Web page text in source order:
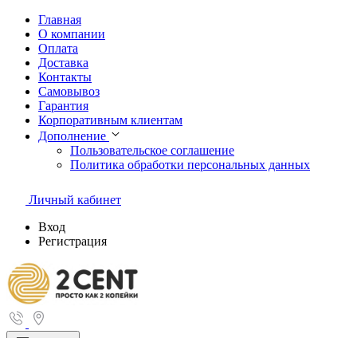
Главная
О компании
Оплата
Доставка
Контакты
Самовывоз
Гарантия
Корпоративным клиентам
Дополнение
Пользовательское соглашение
Политика обработки персональных данных
Личный кабинет
Вход
Регистрация